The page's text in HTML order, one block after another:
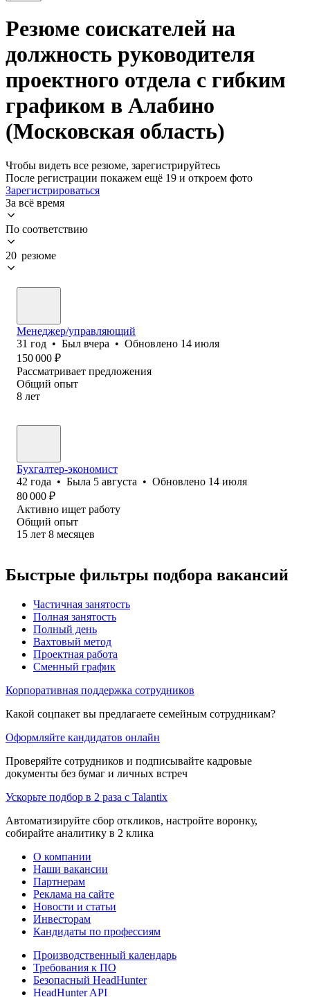
Резюме соискателей на
должность руководителя
проектного отдела с гибким
графиком в Алабино
(Московская область)
Чтобы видеть все резюме, зарегистрируйтесь
После регистрации покажем ещё 19 и откроем фото
Зарегистрироваться
За всё время
По соответствию
20 резюме
Менеджер/управляющий
31 год • Был вчера • Обновлено 14 июля
150 000 ₽
Рассматривает предложения
Общий опыт
8 лет
Бухгалтер-экономист
42 года • Была 5 августа • Обновлено 14 июля
80 000 ₽
Активно ищет работу
Общий опыт
15 лет 8 месяцев
Быстрые фильтры подбора вакансий
Частичная занятость
Полная занятость
Полный день
Вахтовый метод
Проектная работа
Сменный график
Корпоративная поддержка сотрудников
Какой соцпакет вы предлагаете семейным сотрудникам?
Оформляйте кандидатов онлайн
Проверяйте сотрудников и подписывайте кадровые
документы без бумаг и личных встреч
Ускорьте подбор в 2 раза с Talantix
Автоматизируйте сбор откликов, настройте воронку,
собирайте аналитику в 2 клика
О компании
Наши вакансии
Партнерам
Реклама на сайте
Новости и статьи
Инвесторам
Кандидаты по профессиям
Производственный календарь
Требования к ПО
Безопасный HeadHunter
HeadHunter API